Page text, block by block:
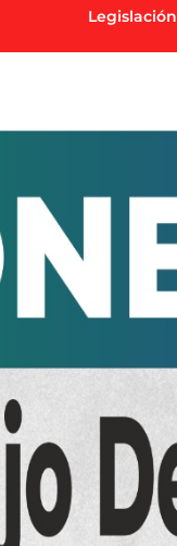
Legislación